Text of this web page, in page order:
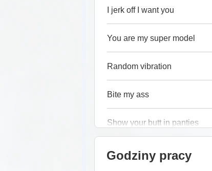
I jerk off I want you
You are my super model
Random vibration
Bite my ass
Show your butt in panties
Godziny pracy